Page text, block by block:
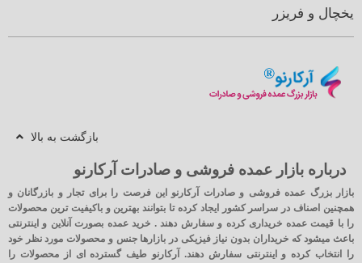
یخچال و فریزر
بازگشت به بالا
درباره بازار عمده فروشی و صادرات آرکارنو
بازار بزرگ عمده فروشی و صادرات آرکارنو این فرصت را برای تجار و بازرگانان و
همچنین اصناف در سراسر کشور ایجاد کرده تا بتوانند بهترین و باکیفیت ترین محصولات
را با قیمت عمده خریداری کرده و سفارش دهند . خرید عمده بصورت آنلاین و اینترنتی
باعث میشود که خریداران بدون نیاز فیزیکی در بازارها جنس و محصولات مورد نظر خود
را انتخاب کرده و اینترنتی سفارش دهند. آرکارنو طیف گسترده ای از محصولات را